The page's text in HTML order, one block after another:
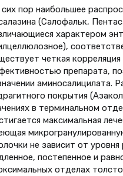
пор наибольшее
(Салофальк,
характером
четкая
препарата,
аминосалицилата.
покрытия
в терминальном
максимальная
не зависит от
постепенное и
отделах